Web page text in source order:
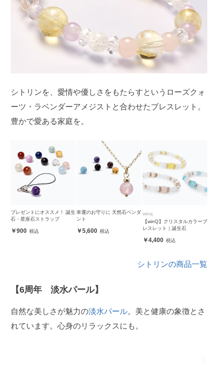
シトリンを、愛情や優しさをもたらすというローズクォ
ーツ・ラベンダーアメジストと合わせたブレスレット。
豊かで愛ある家庭を。
プレゼントにオススメ！ 誕生
石・星座石ストラップ
900
幸運のお守りに 天然石ペンダ
ント
5,600
winq
【winQ】クリスタルカラーブ
レスレット｜誕生石
4,400
シトリンの商品一覧
【6周年 淡水パール】
自然な美しさが魅力の淡水パール。美と健康の象徴とさ
れています。心身のリラックスにも。